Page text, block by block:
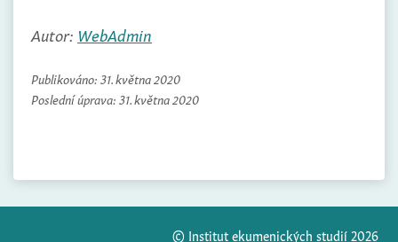
Autor: WebAdmin
Publikováno: 31. května 2020
Poslední úprava: 31. května 2020
© Institut ekumenických studií 2026